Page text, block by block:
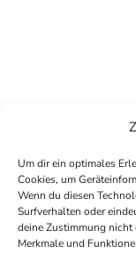
Um dir ein optimales
Cookies, um
Wenn du diesen
Surfverhalten oder
deine Zustimmung
Merkmale und
COPYRIGHT